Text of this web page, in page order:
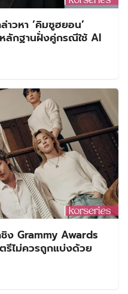
วหา ‘คิมซูฮยอน’
ลักฐานฝั่งคู่กรณีใช้ AI
ชิง Grammy Awards
ไม่ควรถูกแบ่งด้วย